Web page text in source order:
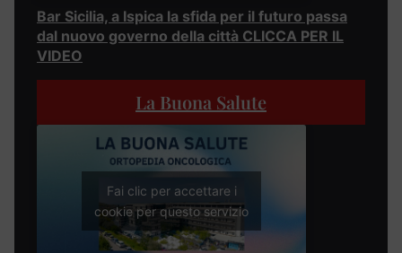
Bar Sicilia, a Ispica la sfida per il futuro passa
dal nuovo governo della città CLICCA PER IL
VIDEO
La Buona Salute
Fai clic per accettare i
cookie per questo servizio